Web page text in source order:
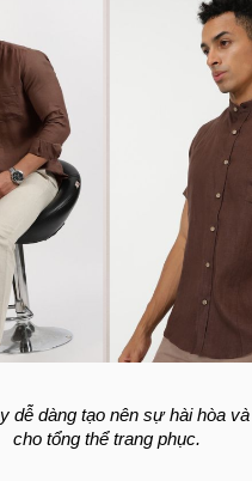
dễ dàng tạo nên sự hài hòa
cho tổng thể trang phục.